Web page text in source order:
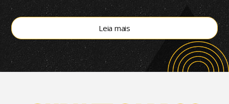
2023 desvalorizam 46,15%
Leia mais